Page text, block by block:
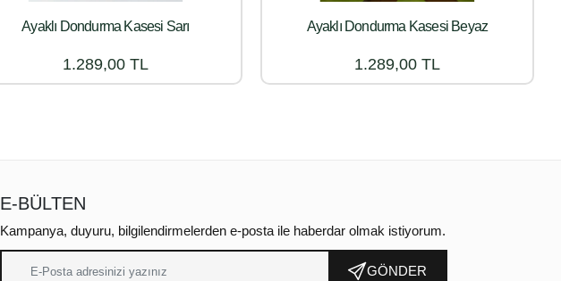
Ayaklı Dondurma Kasesi Sarı
1.289,00 TL
Ayaklı Dondurma Kasesi Beyaz
1.289,00 TL
E-BÜLTEN
Kampanya, duyuru, bilgilendirmelerden e-posta ile haberdar olmak istiyorum.
GÖNDER